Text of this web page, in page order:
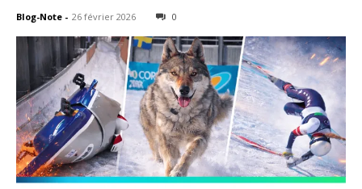
Blog-Note - 26 février 2026 0